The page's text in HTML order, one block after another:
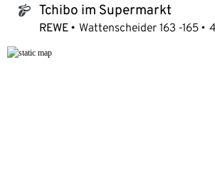
tchibo_logo Tchibo im Supermarkt
REWE Wattenscheider 163 -165